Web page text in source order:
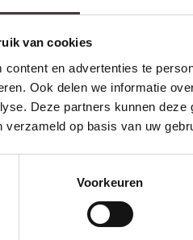
van cookies
content en advertenties te
Ook delen we informatie
Deze partners kunnen
verzameld op basis van uw
Voorkeuren